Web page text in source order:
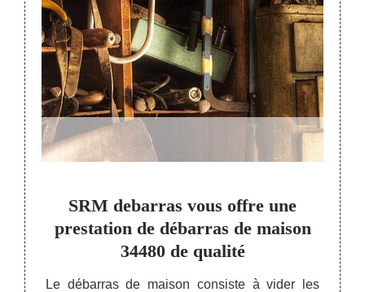
SRM debarras vous offre une
prestation de débarras de maison
34480 de qualité
Le débarras de maison consiste à vider les
Lors